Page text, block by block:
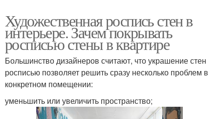
Художественная роспись стен в
интерьере. Зачем покрывать
росписью стены в квартире
Большинство дизайнеров считают, что украшение стен
росписью позволяет решить сразу несколько проблем в
конкретном помещении:
уменьшить или увеличить пространство;